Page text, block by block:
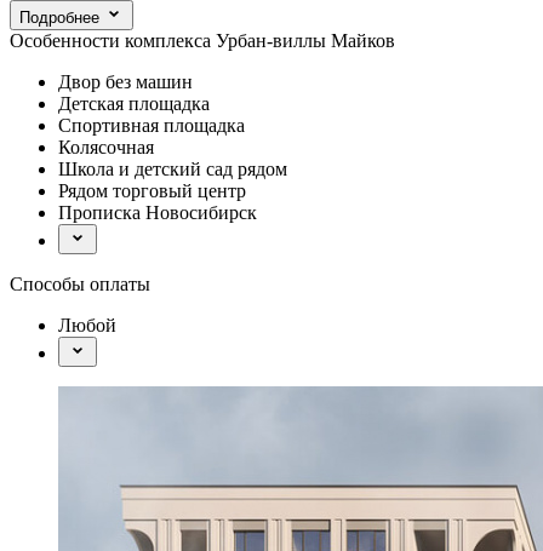
Подробнее
Особенности комплекса Урбан-виллы Майков
Двор без машин
Детская площадка
Спортивная площадка
Колясочная
Школа и детский сад рядом
Рядом торговый центр
Прописка Новосибирск
Способы оплаты
Любой